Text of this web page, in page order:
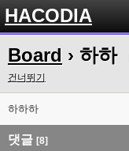
HACODIA
Board › 하하
건너뛰기
하하하
댓글 [8]